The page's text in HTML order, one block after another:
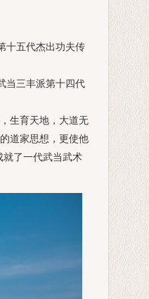
十五代杰出功夫传
当三丰派第十四代
生育天地，大道无
道家思想，更使他
就了一代武当武术